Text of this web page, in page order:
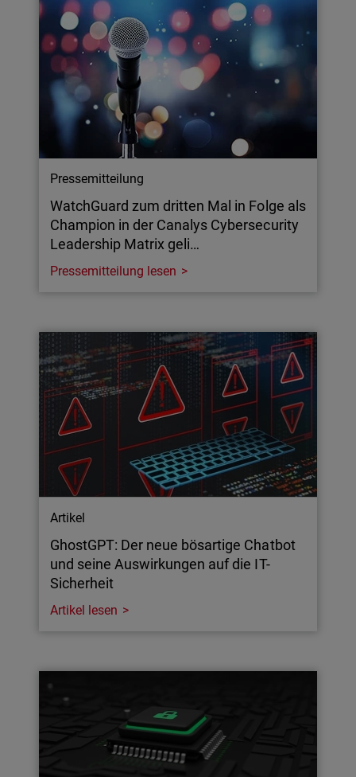
Pressemitteilung
WatchGuard zum dritten Mal in Folge als
Champion in der Canalys Cybersecurity
Leadership Matrix geli…
Pressemitteilung lesen
Artikel
GhostGPT: Der neue bösartige Chatbot
und seine Auswirkungen auf die IT-
Sicherheit
Artikel lesen